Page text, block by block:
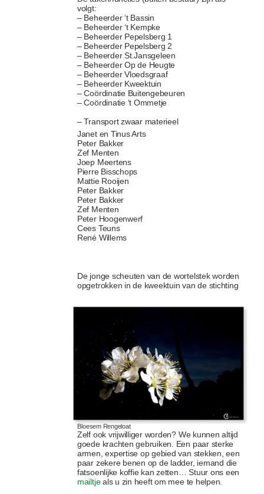
volgt:
– Beheerder ‘t Bassin
– Beheerder ‘t Kempke
– Beheerder Pepelsberg 1
– Beheerder Pepelsberg 2
– Beheerder St.Jansgeleen
– Beheerder Op de Heugte
– Beheerder Vloedsgraaf
– Beheerder Kweektuin
– Coördinatie Buitengebeuren
– Coördinatie ‘t Ommetje
– Transport zwaar materieel
Janet en Tinus Arts
Peter Bakker
Zef Menten
Joep Meertens
Pierre Bisschops
Mattie Rooijen
Peter Bakker
Peter Bakker
Zef Menten
Peter Hoogenwerf
Cees Teuns
René Willems
De jonge scheuten van de wortelstek worden
opgetrokken in de kweektuin van de stichting
Bloesem Rengeloat
Zelf ook vrijwilliger worden? We kunnen altijd
goede krachten gebruiken. Een paar sterke
armen, expertise op gebied van stekken, een
paar zekere benen op de ladder, iemand die
fatsoenlijke koffie kan zetten… Stuur ons een
mailtjeals u zin heeft om mee te helpen.